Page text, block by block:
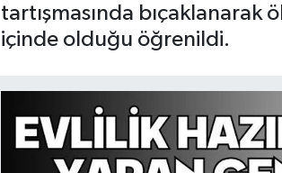
tartışmasında bıçaklanarak
içinde olduğu öğrenildi.